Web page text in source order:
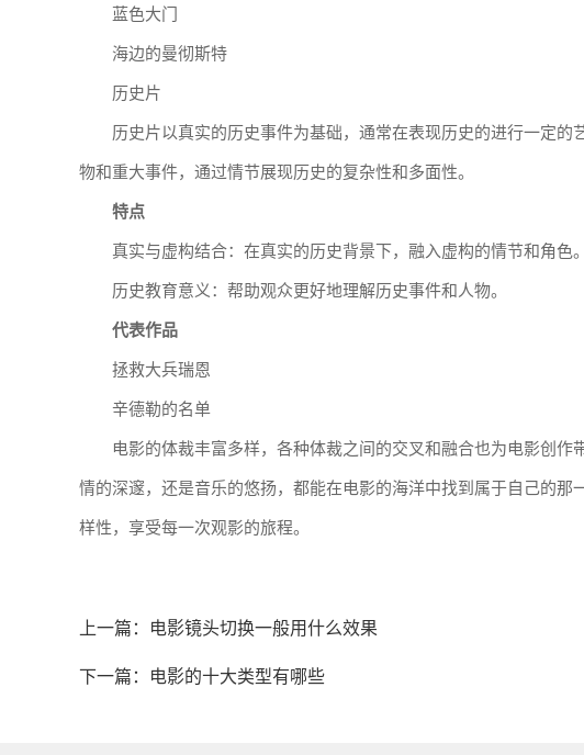
蓝色大门
海边的曼彻斯特
历史片
历史片以真实的历史事件为基础，通常在表现历史的进行一定
物和重大事件，通过情节展现历史的复杂性和多面性。
特点
真实与虚构结合：在真实的历史背景下，融入虚构的情节和角色。
历史教育意义：帮助观众更好地理解历史事件和人物。
代表作品
拯救大兵瑞恩
辛德勒的名单
电影的体裁丰富多样，各种体裁之间的交叉和融合也为电影创作
情的深邃，还是音乐的悠扬，都能在电影的海洋中找到属于自己的
样性，享受每一次观影的旅程。
上一篇： 电影镜头切换一般用什么效果
下一篇： 电影的十大类型有哪些